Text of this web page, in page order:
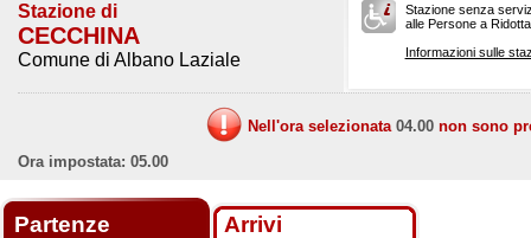
Stazione di
CECCHINA
Comune di Albano Laziale
Stazione senza
alle Persone a
Informazioni sulle
Nell'ora selezionata 04.00 non sono
Ora impostata: 05.00
Partenze Arrivi